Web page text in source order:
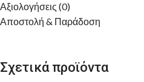
Αξιολογήσεις (0)
Αποστολή & Παράδοση
Σχετικά προϊόντα